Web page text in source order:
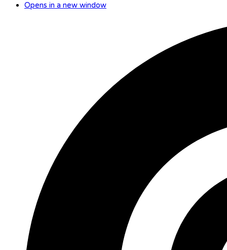
Opens in a new window